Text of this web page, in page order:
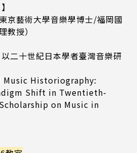
京藝術大學音樂學博士/福岡國
教授）
二十世紀日本學者臺灣音樂研
Historiography:
Shift in Twentieth-
on Music in